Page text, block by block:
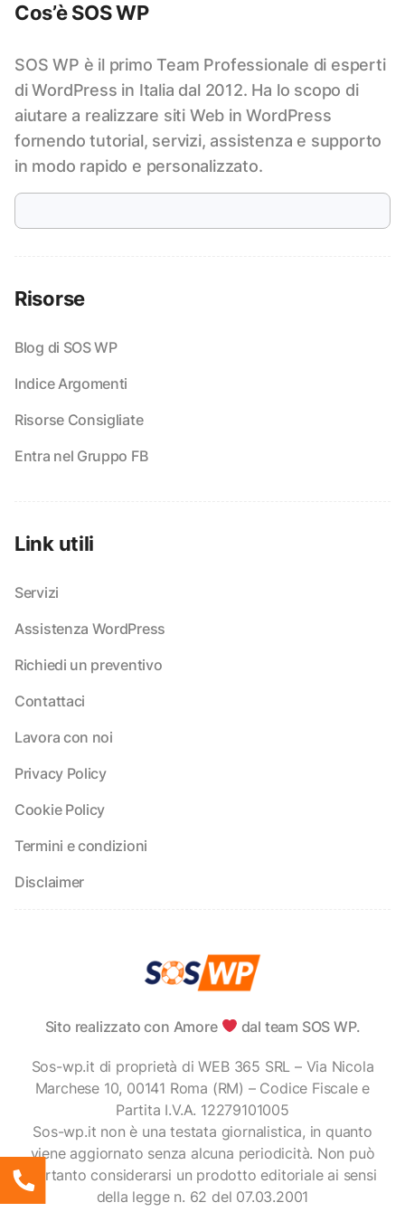
Cos’è SOS WP
SOS WP è il primo Team Professionale di esperti
di WordPress in Italia dal 2012. Ha lo scopo di
aiutare a realizzare siti Web in WordPress
fornendo tutorial, servizi, assistenza e supporto
in modo rapido e personalizzato.
Risorse
Blog di SOS WP
Indice Argomenti
Risorse Consigliate
Entra nel Gruppo FB
Link utili
Servizi
Assistenza WordPress
Richiedi un preventivo
Contattaci
Lavora con noi
Privacy Policy
Cookie Policy
Termini e condizioni
Disclaimer
Sito realizzato con Amore dal team SOS WP.
Sos-wp.it di proprietà di WEB 365 SRL – Via Nicola
Marchese 10, 00141 Roma (RM) – Codice Fiscale e
Partita I.V.A. 12279101005
Sos-wp.it non è una testata giornalistica, in quanto
viene aggiornato senza alcuna periodicità. Non può
pertanto considerarsi un prodotto editoriale ai sensi
della legge n. 62 del 07.03.2001